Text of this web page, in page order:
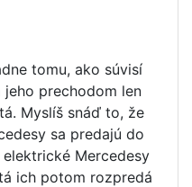
tomu, ako súvisí
jeho prechodom len
Myslíš snáď to, že
sa predajú do
Mercedesy
ich potom rozpredá